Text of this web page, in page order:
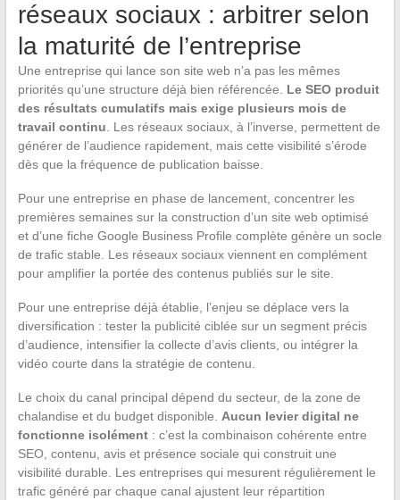
réseaux sociaux : arbitrer selon
la maturité de l’entreprise
Une entreprise qui lance son site web n’a pas les mêmes
priorités qu’une structure déjà bien référencée. Le SEO produit
des résultats cumulatifs mais exige plusieurs mois de
travail continu. Les réseaux sociaux, à l’inverse, permettent de
générer de l’audience rapidement, mais cette visibilité s’érode
dès que la fréquence de publication baisse.
Pour une entreprise en phase de lancement, concentrer les
premières semaines sur la construction d’un site web optimisé
et d’une fiche Google Business Profile complète génère un socle
de trafic stable. Les réseaux sociaux viennent en complément
pour amplifier la portée des contenus publiés sur le site.
Pour une entreprise déjà établie, l’enjeu se déplace vers la
diversification : tester la publicité ciblée sur un segment précis
d’audience, intensifier la collecte d’avis clients, ou intégrer la
vidéo courte dans la stratégie de contenu.
Le choix du canal principal dépend du secteur, de la zone de
chalandise et du budget disponible. Aucun levier digital ne
fonctionne isolément: c’est la combinaison cohérente entre
SEO, contenu, avis et présence sociale qui construit une
visibilité durable. Les entreprises qui mesurent régulièrement le
trafic généré par chaque canal ajustent leur répartition